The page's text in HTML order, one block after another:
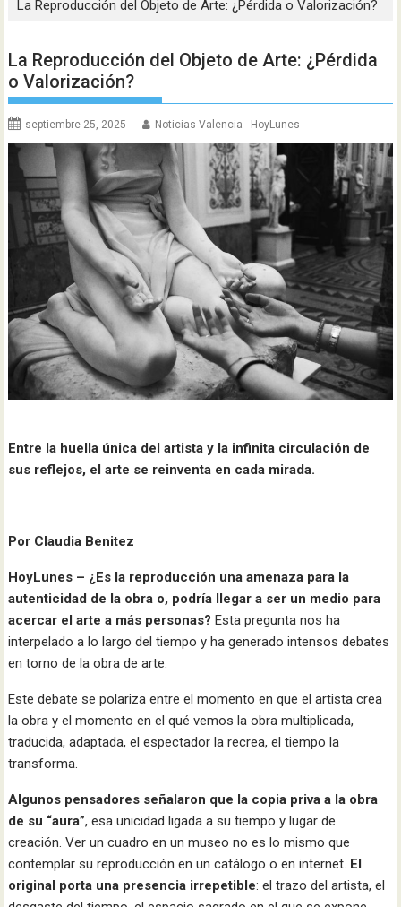
La Reproducción del Objeto de Arte: ¿Pérdida o Valorización?
La Reproducción del Objeto de Arte: ¿Pérdida
o Valorización?
septiembre 25, 2025 Noticias Valencia - HoyLunes
Entre la huella única del artista y la infinita circulación de
sus reflejos, el arte se reinventa en cada mirada.
Por Claudia Benitez
HoyLunes – ¿Es la reproducción una amenaza para la
autenticidad de la obra o, podría llegar a ser un medio para
acercar el arte a más personas? Esta pregunta nos ha
interpelado a lo largo del tiempo y ha generado intensos debates
en torno de la obra de arte.
Este debate se polariza entre el momento en que el artista crea
la obra y el momento en el qué vemos la obra multiplicada,
traducida, adaptada, el espectador la recrea, el tiempo la
transforma.
Algunos pensadores señalaron que la copia priva a la obra
de su “aura”, esa unicidad ligada a su tiempo y lugar de
creación. Ver un cuadro en un museo no es lo mismo que
contemplar su reproducción en un catálogo o en internet. El
original porta una presencia irrepetible: el trazo del artista, el